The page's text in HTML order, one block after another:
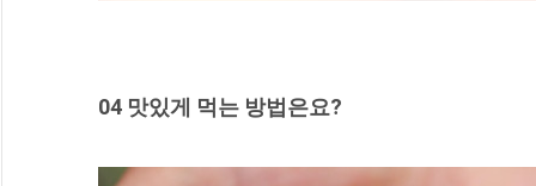
04 맛있게 먹는 방법은요?